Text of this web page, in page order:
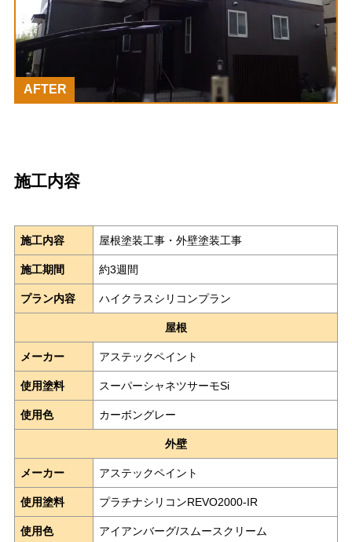
AFTER
施工内容
施工内容 屋根塗装工事・外壁塗装工事
施工期間 約3週間
プラン内容 ハイクラスシリコンプラン
屋根
メーカー アステックペイント
使用塗料 スーパーシャネツサーモSi
使用色 カーボングレー
外壁
メーカー アステックペイント
使用塗料 プラチナシリコンREVO2000-IR
使用色 アイアンバーグ/スムースクリーム